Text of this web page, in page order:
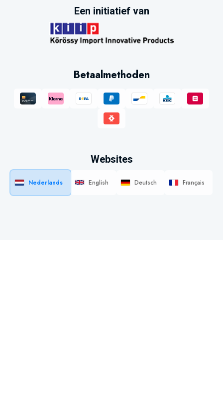
Een initiatief van
Betaalmethoden
Websites
Nederlands English Deutsch Français